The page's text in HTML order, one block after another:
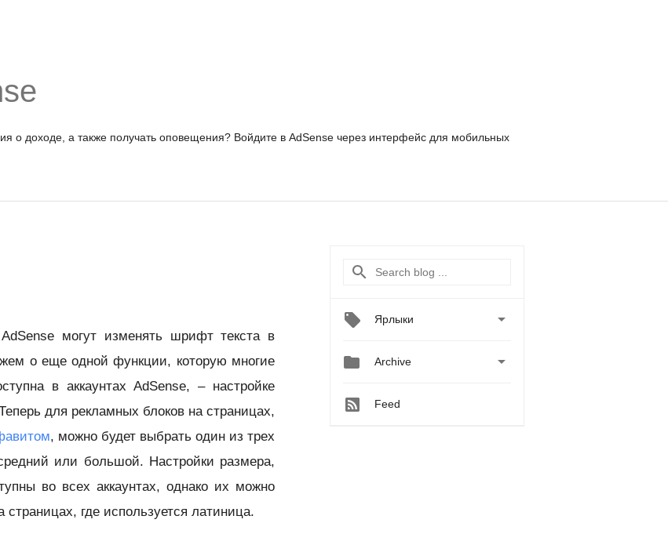
о доходе, а также получать оповещения? Войдите в AdSense через интерфейс для мобильных
могут изменять шрифт текста в
о еще одной функции, которую многие
в аккаунтах AdSense, – настройке
для рекламных блоков на страницах,
, можно будет выбрать один из трех
или большой. Настройки размера,
во всех аккаунтах, однако их можно
где используется латиница.
Ярлыки 
 Archive 
Feed